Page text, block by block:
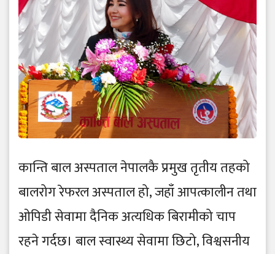
कान्ति बाल अस्पताल नेपालकै प्रमुख तृतीय तहको
बालरोग रेफरल अस्पताल हो, जहाँ आपत्कालीन तथा
ओपिडी सेवामा दैनिक अत्यधिक बिरामीको चाप
रहने गर्दछ। बाल स्वास्थ्य सेवामा छिटो, विश्वसनीय